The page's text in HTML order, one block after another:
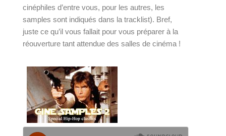
cinéphiles d’entre vous, pour les autres, les
samples sont indiqués dans la tracklist). Bref,
juste ce qu’il vous fallait pour vous préparer à la
réouverture tant attendue des salles de cinéma !